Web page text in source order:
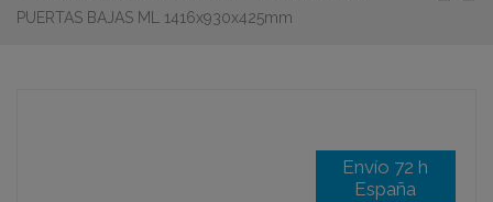
PUERTAS BAJAS ML 1416x930x425mm
Envío 72 h
España